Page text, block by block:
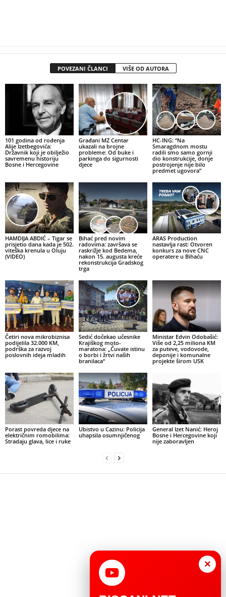
POVEZANI ČLANCI VIŠE OD AUTORA
101 godina od rođenja
Alije Izetbegovića:
Državnik koji je obilježio
savremenu historiju
Bosne i Hercegovine
Građani MZ Centar
ukazali na brojne
probleme: Od buke i
parkinga do sigurnosti
djece
HC-ING: “Na
Smaragdnom mostu
radili smo samo gornji
dio konstrukcije, donje
postrojenje nije bilo
predmet ugovora”
HAMDIJA ABDIĆ – Tigar se
prisjetio dana kada je 502.
viteška krenula u Oluju
(VIDEO)
Bihać pred novim
radovima: završava se
raskrižje kod Bedema,
nakon 15. augusta kreće
rekonstrukcija Gradskog
trga
ARAS Production
nastavlja rast: Otvoren
konkurs za nove CNC
operatere u Bihaću
Četiri nova mikrobiznisa
podijelila 32.000 KM,
podrška za razvoj
poslovnih ideja mladih
Sedić dočekao učesnike
Krajiškog moto-
maratona: „Čuvate istinu
o borbi i žrtvi naših
branilaca“
Ministar Edvin Odobašić:
Više od 2,25 miliona KM
za puteve, vodovode,
deponije i komunalne
projekte širom USK
Porast povreda djece na
električnim romobilima:
Stradaju glava, lice i ruke
Ubistvo u Cazinu: Policija
uhapsila osumnjičenog
General Izet Nanić: Heroj
Bosne i Hercegovine koji
nije zaboravljen
×